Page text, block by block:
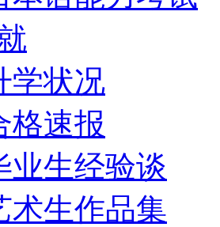
学状况
格速报
业生经验谈
术生作品集